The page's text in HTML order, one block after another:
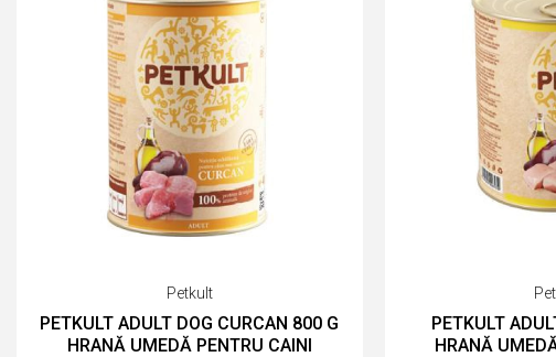
Petkult
PETKULT ADULT DOG CURCAN 800 G
HRANĂ UMEDĂ PENTRU CAINI
PETKULT
HRANĂ